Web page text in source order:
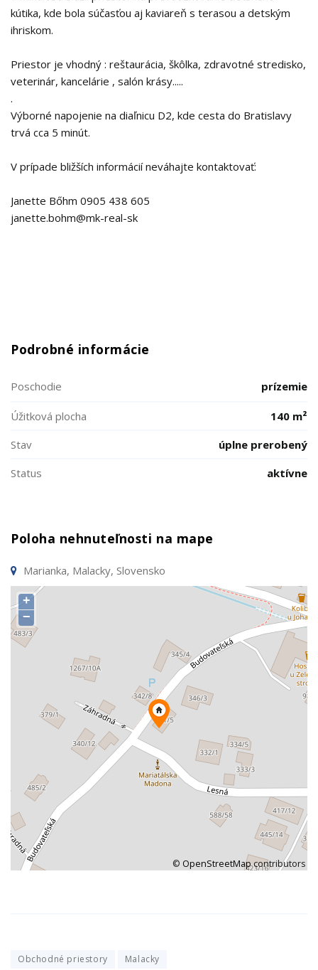
kútika, kde bola súčasťou aj kaviareň s terasou a detským
ihriskom.
Priestor je vhodný : reštaurácia, škôlka, zdravotné stredisko,
veterinár, kancelárie , salón krásy.....
.
Výborné napojenie na diaľnicu D2, kde cesta do Bratislavy
trvá cca 5 minút.
V prípade bližších informácií neváhajte kontaktovať:
Janette Bőhm 0905 438 605
janette.bohm@mk-real-sk
Podrobné informácie
Poschodie prízemie
Úžitková plocha
140 m²
Stav
úplne prerobený
Status
aktívne
Poloha nehnuteľnosti na mape
Marianka, Malacky, Slovensko
+
−
© OpenStreetMapcontributors
Obchodné priestory Malacky